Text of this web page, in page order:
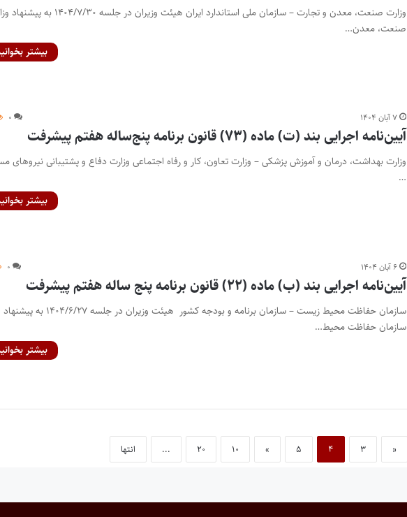
وزارت صنعت، معدن و تجارت – سازمان ملی استاندارد ایران هیئت وزیران در جلسه
صنعت، معدن…
بیشتر
۷ آبان ۱۴۰۴ ۰
آیین‌نامه اجرایی بند (ت) ماده (۷۳) قانون برنامه پنج‌ساله هفتم پیشرفت
وزارت بهداشت، درمان و آموزش پزشکی – وزارت تعاون، کار و رفاه اجتماعی وزارت دفاع و پشتیبانی نیروهای
…
بیشتر
۶ آبان ۱۴۰۴ ۰
آیین‌نامه اجرایی بند (ب) ماده (۲۲) قانون برنامه پنج ساله هفتم پیشرفت
سازمان حفاظت محیط زیست – سازمان برنامه و بودجه کشور هیئت وزیران در جلسه ۱۴۰۴/۶/۲۷ به پیشنهاد
سازمان حفاظت محیط…
بیشتر
« ۳ ۴ ۵ » ۱۰ ۲۰ ... انتها